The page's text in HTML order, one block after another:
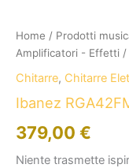
Home / Prodotti
Amplificatori - Effetti /
Chitarre, Chitarre
Ibanez
379,00 €
Niente trasmette